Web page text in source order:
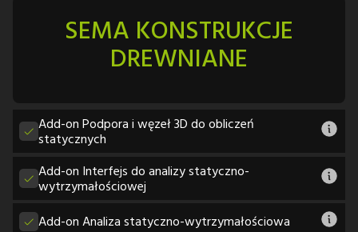
SEMA KONSTRUKCJE
DREWNIANE
Add-on Podpora i węzeł 3D do obliczeń
statycznych
Add-on Interfejs do analizy statyczno-
wytrzymałościowej
Add-on Analiza statyczno-wytrzymałościowa